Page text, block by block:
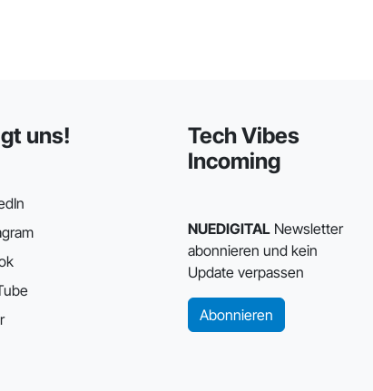
uns!
Tech Vibes
Incoming
NUEDIGITALNewsletter
abonnieren und kein
Update verpassen
Abonnieren